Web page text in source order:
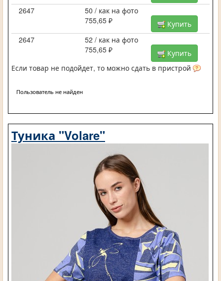
2647
50 / как на фото
755,65 ₽
Купить
2647
52 / как на фото
755,65 ₽
Купить
Если товар не подойдет, то можно сдать в пристрой
Пользователь не найден
Туника "Volare"